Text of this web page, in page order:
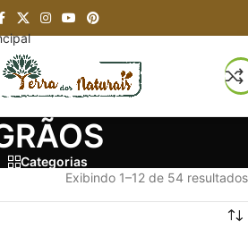
Categorias
Exibindo 1–12 de 54 resultados